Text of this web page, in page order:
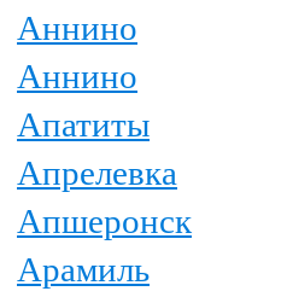
Аннино
Аннино
Апатиты
Апрелевка
Апшеронск
Арамиль